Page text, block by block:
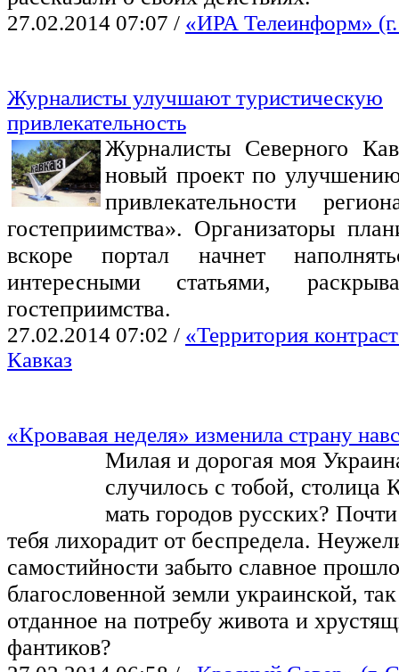
27.02.2014 07:07 / «ИРА Телеинформ»
Журналисты улучшают туристическую
привлекательность
Журналисты Северного
новый проект по
привлекательности
гостеприимства». Организаторы
вскоре портал начнет
интересными статьями,
гостеприимства.
27.02.2014 07:02 / «Территория
Кавказ
«Кровавая неделя» изменила страну
Милая и дорогая моя
случилось с тобой, столица
мать городов русских?
тебя лихорадит от беспредела.
самостийности забыто славное
благословенной земли украинской,
отданное на потребу живота и
фантиков?